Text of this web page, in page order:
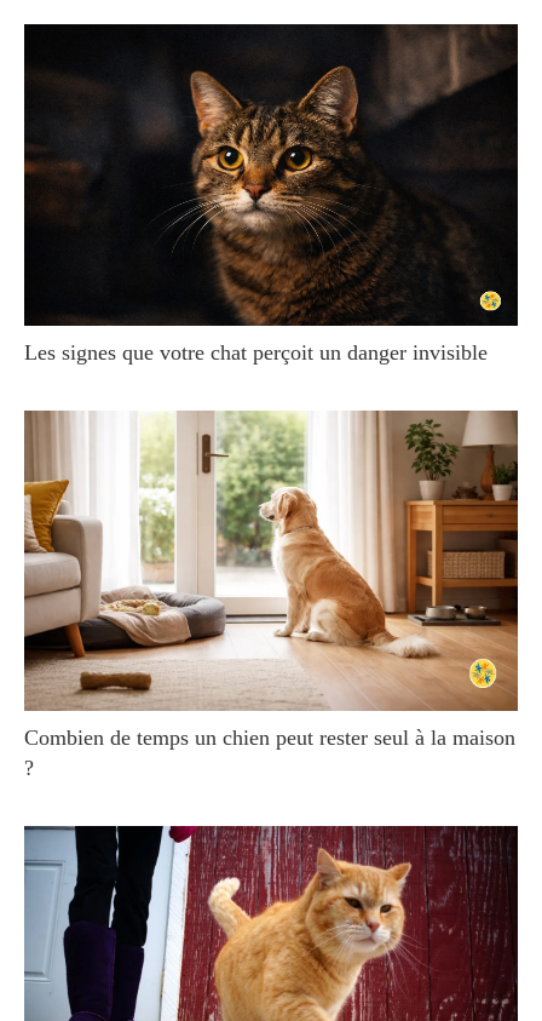
Les signes que votre chat perçoit un danger invisible
Combien de temps un chien peut rester seul à la maison
?